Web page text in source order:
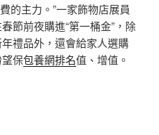
的主力。”一家飾物店展員
節前夜購進“第一桶金”，除
禮品外，還會給家人選購
保包養網排名值、增值。